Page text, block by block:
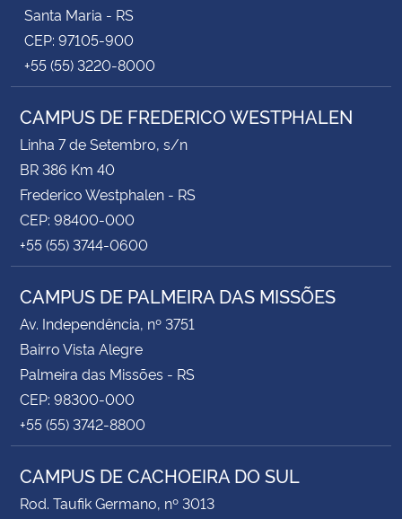
Santa Maria - RS
CEP: 97105-900
+55 (55) 3220-8000
CAMPUS DE FREDERICO WESTPHALEN
Linha 7 de Setembro, s/n
BR 386 Km 40
Frederico Westphalen - RS
CEP: 98400-000
+55 (55) 3744-0600
CAMPUS DE PALMEIRA DAS MISSÕES
Av. Independência, nº 3751
Bairro Vista Alegre
Palmeira das Missões - RS
CEP: 98300-000
+55 (55) 3742-8800
CAMPUS DE CACHOEIRA DO SUL
Rod. Taufik Germano, nº 3013